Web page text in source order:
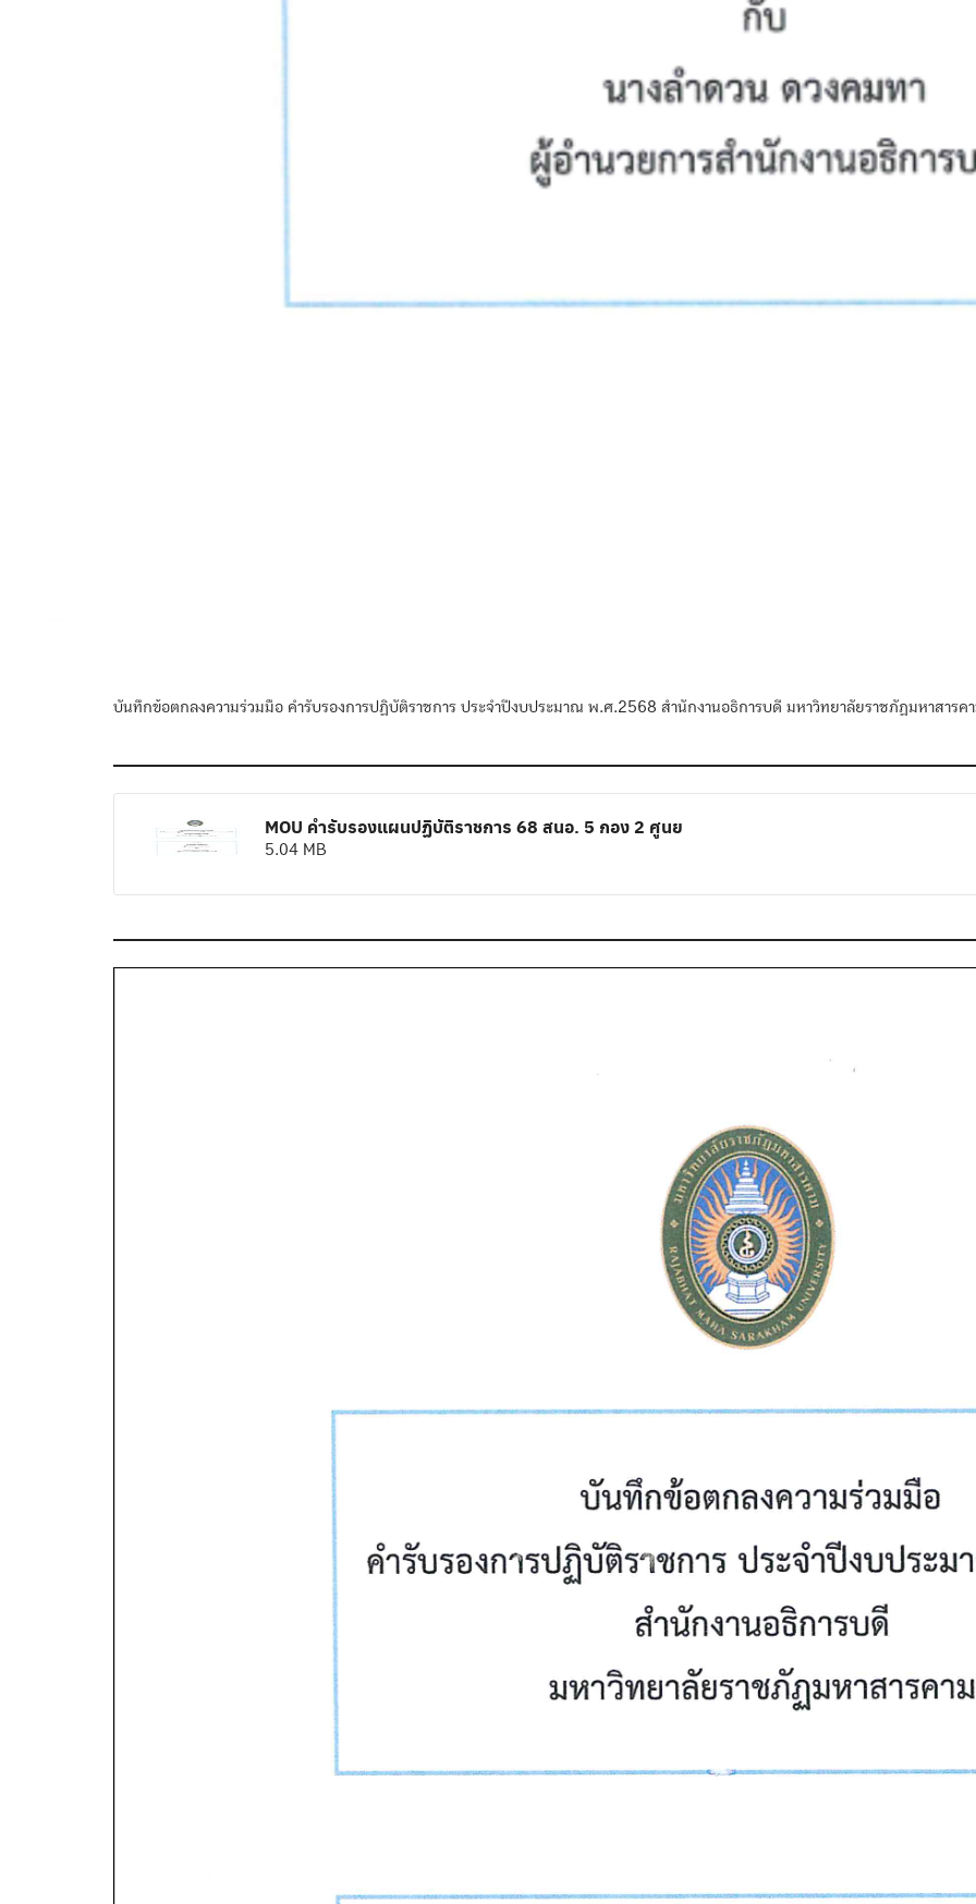
บันทึกข้อตกลงความร่วมมือ คำรับรองการปฏิบัติราชการ ประจำปีงบประมาณ พ.ศ.2568 สำนักงานอธิการบดี มหาวิทยาลัยราชภัฏมหาสารค
MOU คำรับรองแผนปฏิบัติราชการ 68 สนอ. 5 กอง 2 ศูนย
5.04 MB